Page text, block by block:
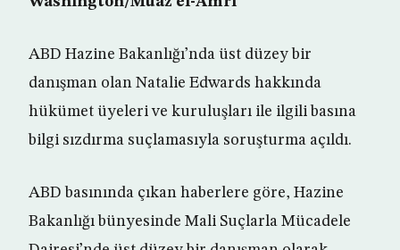
ABD Hazine Bakanlığı’nda üst düzey bir
danışman olan Natalie Edwards hakkında
hükümet üyeleri ve kuruluşları ile ilgili basına
bilgi sızdırma suçlamasıyla soruşturma açıldı.
ABD basınında çıkan haberlere göre, Hazine
Bakanlığı bünyesinde Mali Suçlarla Mücadele